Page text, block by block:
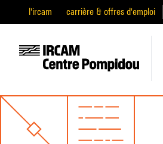
l'ircam carrière & offres d'emploi